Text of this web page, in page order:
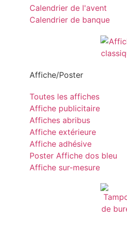
Calendrier de l'avent
Calendrier de banque
Affiche/Poster
Toutes les affiches
Affiche publicitaire
Affiches abribus
Affiche extérieure
Affiche adhésive
Poster Affiche dos bleu
Affiche sur-mesure